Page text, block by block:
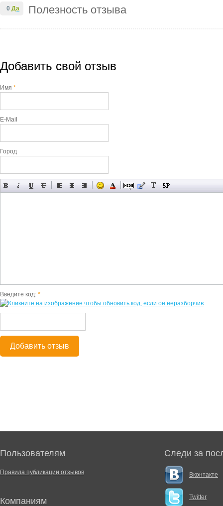
Полезность отзыва
0 Да
Добавить свой отзыв
Имя *
E-Mail
Город
Введите код: *
Добавить отзыв
Пользователям
Правила публикации отзывов
Компаниям
Следи за
Вконтакте
Twitter